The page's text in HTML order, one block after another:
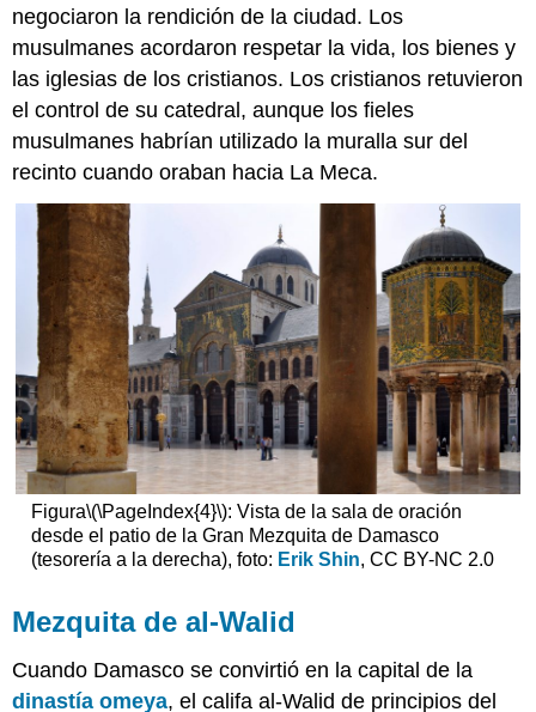
negociaron la rendición de la ciudad. Los
musulmanes acordaron respetar la vida, los bienes y
las iglesias de los cristianos. Los cristianos retuvieron
el control de su catedral, aunque los fieles
musulmanes habrían utilizado la muralla sur del
recinto cuando oraban hacia La Meca.
Figura\(\PageIndex{4}\): Vista de la sala de oración
desde el patio de la Gran Mezquita de Damasco
(tesorería a la derecha), foto: Erik Shin, CC BY-NC 2.0
Mezquita de al-Walid
Cuando Damasco se convirtió en la capital de la
dinastía omeya, el califa al-Walid de principios del